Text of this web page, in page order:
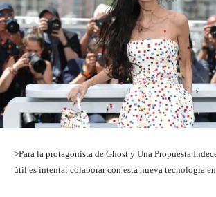
>Para la protagonista de Ghost y Una Propuesta
útil es intentar colaborar con esta nueva tecnología